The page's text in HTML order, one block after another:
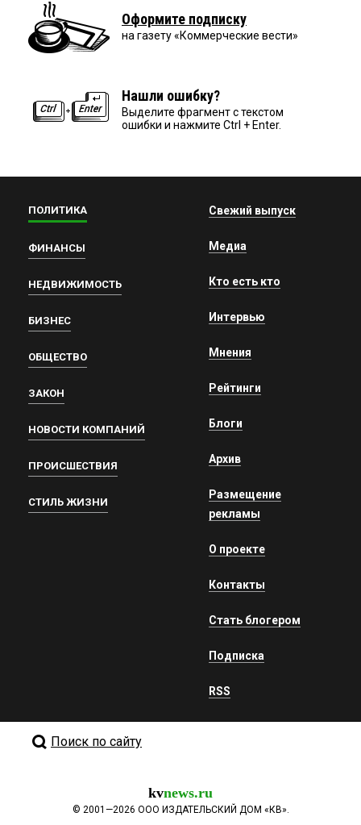
Оформите подписку
на газету «Коммерческие вести»
Нашли ошибку?
Выделите фрагмент с текстом
ошибки и нажмите Ctrl + Enter.
ПОЛИТИКА
ФИНАНСЫ
НЕДВИЖИМОСТЬ
БИЗНЕС
ОБЩЕСТВО
ЗАКОН
НОВОСТИ КОМПАНИЙ
ПРОИСШЕСТВИЯ
СТИЛЬ ЖИЗНИ
Свежий выпуск
Медиа
Кто есть кто
Интервью
Мнения
Рейтинги
Блоги
Архив
Размещение
рекламы
О проекте
Контакты
Стать блогером
Подписка
RSS
Поиск по сайту
kvnews.ru
© 2001—2026 ООО ИЗДАТЕЛЬСКИЙ ДОМ «КВ».